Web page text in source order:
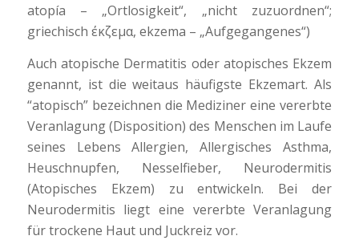
atopía – „Ortlosigkeit“, „nicht zuzuordnen“;
griechisch έκζεμα, ekzema – „Aufgegangenes“)
Auch atopische Dermatitis oder atopisches Ekzem
genannt, ist die weitaus häufigste Ekzemart. Als
“atopisch” bezeichnen die Mediziner eine vererbte
Veranlagung (Disposition) des Menschen im Laufe
seines Lebens Allergien, Allergisches Asthma,
Heuschnupfen, Nesselfieber, Neurodermitis
(Atopisches Ekzem) zu entwickeln. Bei der
Neurodermitis liegt eine vererbte Veranlagung
für trockene Haut und Juckreiz vor.